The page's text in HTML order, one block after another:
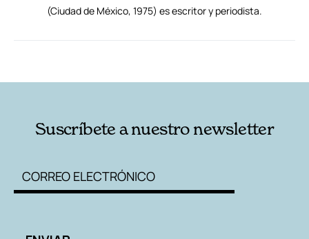
(Ciudad de México, 1975) es escritor y periodista.
Suscríbete a nuestro newsletter